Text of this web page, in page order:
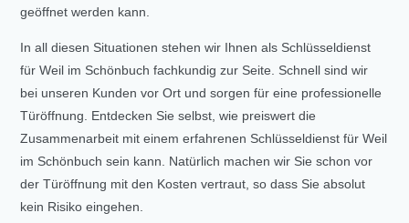
geöffnet werden kann.
In all diesen Situationen stehen wir Ihnen als Schlüsseldienst
für Weil im Schönbuch fachkundig zur Seite. Schnell sind wir
bei unseren Kunden vor Ort und sorgen für eine professionelle
Türöffnung. Entdecken Sie selbst, wie preiswert die
Zusammenarbeit mit einem erfahrenen Schlüsseldienst für Weil
im Schönbuch sein kann. Natürlich machen wir Sie schon vor
der Türöffnung mit den Kosten vertraut, so dass Sie absolut
kein Risiko eingehen.